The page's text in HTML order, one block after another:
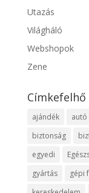
Utazás
Világháló
Webshopok
Zene
Címkefelhő
ajándék autó
biztonság
egyedi
gyártás
gépi